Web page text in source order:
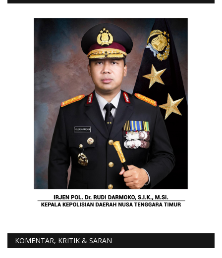
KOMENTAR, KRITIK & SARAN